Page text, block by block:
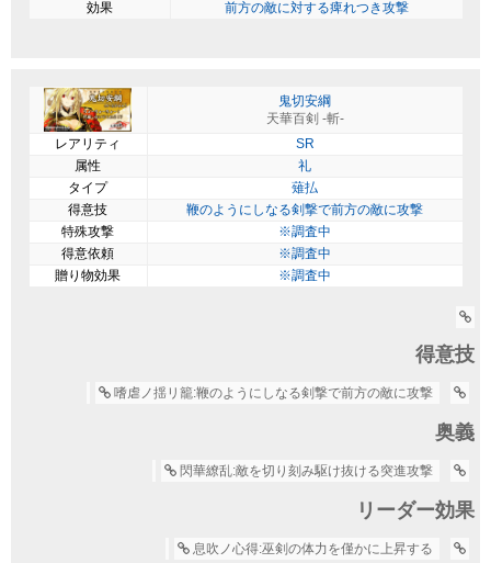
効果
前方の敵に対する痺れつき攻撃
鬼切安綱
天華百剣 -斬-
レアリティ
SR
属性
礼
タイプ
薙払
得意技
鞭のようにしなる剣撃で前方の敵に攻撃
特殊攻撃
※調査中
得意依頼
※調査中
贈り物効果
※調査中
得意技
嗜虐ノ揺リ籠:鞭のようにしなる剣撃で前方の敵に攻撃
奥義
閃華繚乱:敵を切り刻み駆け抜ける突進攻撃
リーダー効果
息吹ノ心得:巫剣の体力を僅かに上昇する